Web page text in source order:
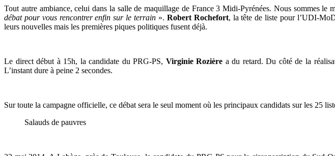
Tout autre ambiance, celui dans la salle de maquillage de France 3 Midi-Pyrénées. Nous sommes le
débat pour vous rencontrer enfin sur le terrain ». Robert Rochefort, la tête de liste pour l’UDI-
leurs nouvelles mais les premières piques politiques fusent déjà.
Le direct début à 15h, la candidate du PRG-PS, Virginie Rozière a du retard. Du côté de la
L’instant dure à peine 2 secondes.
Sur toute la campagne officielle, ce débat sera le seul moment où les principaux candidats sur les 25
Salauds de pauvres